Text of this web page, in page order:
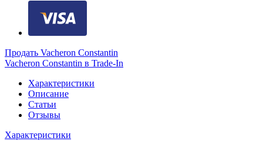
Продать Vacheron Constantin
Vacheron Constantin в Trade-In
Характеристики
Описание
Статьи
Отзывы
Характеристики